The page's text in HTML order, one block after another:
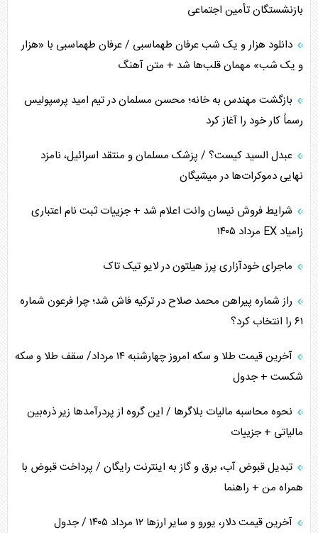
اربعین، کابوس مشترک تل‌آویو-واشنگتن
برنامه هفتم توسعه در نقطه کور سیاستگذاری
کنوانسیون دریای خزر در راستای منافع ملی است؟
اوکراین بازوی مخرب آمریکا در غرب آسیا
اهمیت راهبردی اردن برای آمریکا
پیام، ظرفیت بالفعل‌نشده تجارت ایران
همسویی عربستان با سنتکام علیه متحدان ایران
ترامپ و توهم خلع سلاح حماس
بازنشستگان تأمین اجتماعی
دانلود هزار و یک شب عرفان طهماسبی / عرفان طهماسبی با «هزار
و یک شب» مهمان قلب‌ها شد + متن آهنگ
بازگشت مهندس به خانه؛ محسن مسلمان در تیم امید پرسپولیس
رسماً کار خود را آغاز کرد
عبدل السید کیست؟ / پزشک مسلمان و منتقد اسرائیل، نامزد
نهایی دموکرات‌ها در میشیگان
شرایط فروش نیسان وانت اعلام شد + جزییات ثبت نام اعتباری
زامیاد EX مرداد ۱۴۰۵
ماجرای خودآزاری پرز هیلتون در لایو تیک تاک
راز شماره پیراهن محمد صلاح در ترکیه فاش شد؛ چرا فرعون شماره
۶۱ را انتخاب کرد؟
آخرین قیمت طلا و سکه امروز چهارشنبه ۱۴ مرداد/ سقف طلا و سکه
شکست + جدول
نحوه محاسبه مالیات بلاگر‌ها / این گروه از پردرآمد‌ها زیر ذره‌بین
مالیاتی + جزییات
تبدیل قبوض آب، برق و گاز به اینترنت رایگان / پرداخت قبوض با
همراه من + راهنما
آخرین قیمت دلار، یورو و سایر ارز‌ها ۱۲ مرداد ۱۴۰۵ / جدول